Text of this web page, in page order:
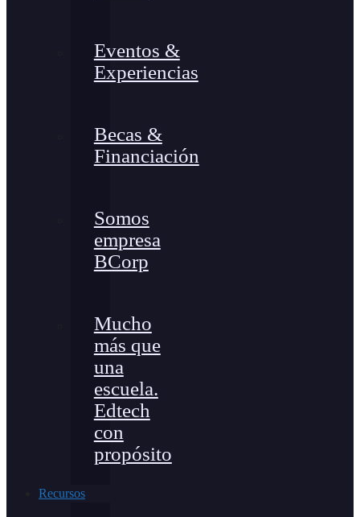
Eventos &
Experiencias
Becas &
Financiación
Somos
empresa
BCorp
Mucho
más que
una
escuela.
Edtech
con
propósito
Recursos